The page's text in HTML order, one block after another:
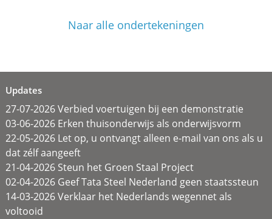
Naar alle ondertekeningen
Updates
27-07-2026 Verbied voertuigen bij een demonstratie
03-06-2026 Erken thuisonderwijs als onderwijsvorm
22-05-2026 Let op, u ontvangt alleen e-mail van ons als u
dat zélf aangeeft
21-04-2026 Steun het Groen Staal Project
02-04-2026 Geef Tata Steel Nederland geen staatssteun
14-03-2026 Verklaar het Nederlands wegennet als
voltooid